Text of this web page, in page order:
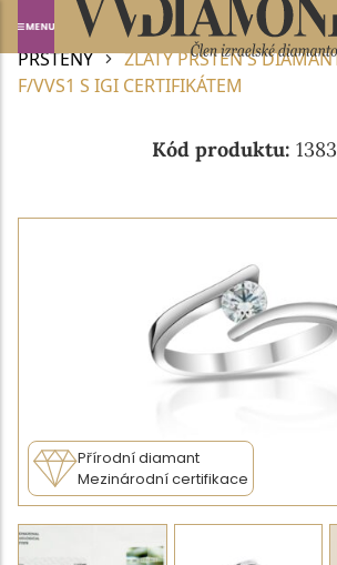
Domů DIAMANTOVÉ ŠPERKY
PRSTENY
ZLATÝ PRSTEN S
F/VVS1 S IGI CERTIFIKÁTEM
Kód produktu:
Přírodní diamant
Mezinárodní certifikace